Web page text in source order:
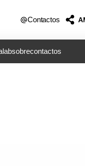
Contactos
sobrecontactos